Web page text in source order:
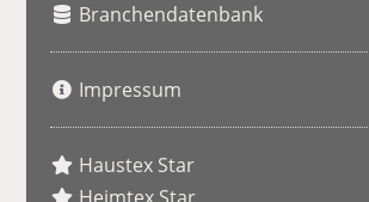
Branchendatenbank
Impressum
Haustex Star